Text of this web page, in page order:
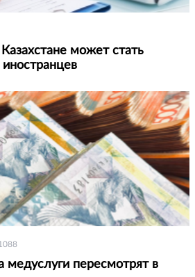
может стать
медуслуги пересмотрят в